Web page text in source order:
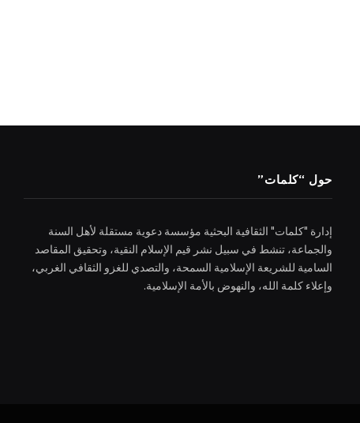
حول “كلمات”
إدارة "كلمات" الثقافية البحثية مؤسسة دعوية مستقلة لأهل السنة
والجماعة، تنشط في سبيل نشر قيم الإسلام النقية، وتحقيق المقاصد
السامية للشريعة الإسلامية السمحة، والتصدي للغزو الثقافي الغربي،
وإعلاء كلمة الله، والنهوض بالأمة الإسلامية.